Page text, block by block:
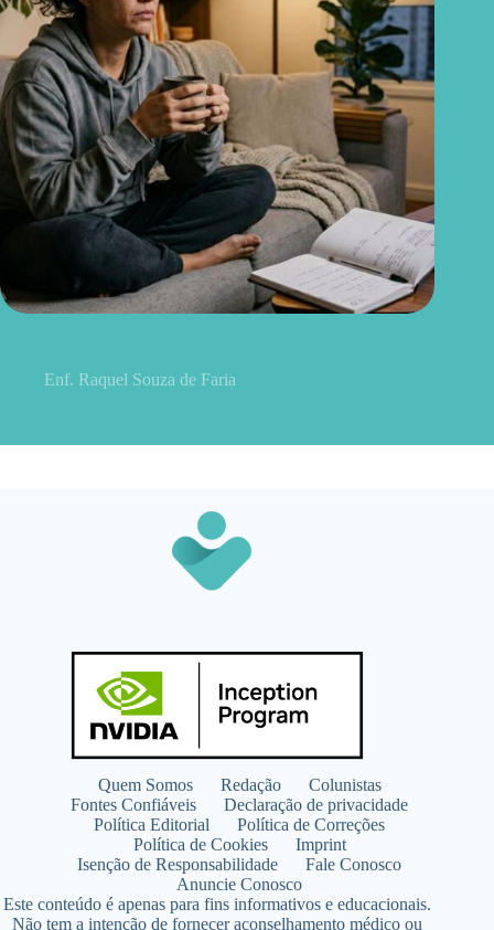
Enf. Raquel Souza de Faria
Quem Somos Redação
Colunistas
Fontes Confiáveis
Declaração de privacidade
Política Editorial
Política de Correções
Política de Cookies
Imprint
Isenção de Responsabilidade
Fale Conosco
Anuncie Conosco
Este conteúdo é apenas para fins informativos e educacionais.
Não tem a intenção de fornecer aconselhamento médico ou